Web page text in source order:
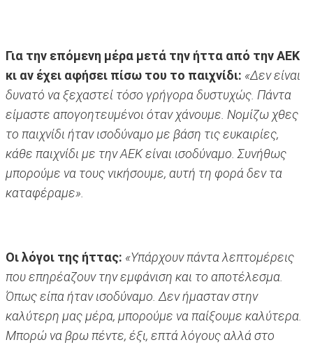
Για την επόμενη μέρα μετά την ήττα από την ΑΕΚ
κι αν έχει αφήσει πίσω του το παιχνίδι: «Δεν είναι
δυνατό να ξεχαστεί τόσο γρήγορα δυστυχώς. Πάντα
είμαστε απογοητευμένοι όταν χάνουμε. Νομίζω χθες
το παιχνίδι ήταν ισοδύναμο με βάση τις ευκαιρίες,
κάθε παιχνίδι με την ΑΕΚ είναι ισοδύναμο. Συνήθως
μπορούμε να τους νικήσουμε, αυτή τη φορά δεν τα
καταφέραμε».
Οι λόγοι της ήττας: «Υπάρχουν πάντα λεπτομέρεις
που επηρέαζουν την εμφάνιση και το αποτέλεσμα.
Όπως είπα ήταν ισοδύναμο. Δεν ήμασταν στην
καλύτερη μας μέρα, μπορούμε να παίξουμε καλύτερα.
Μπορώ να βρω πέντε, έξι, επτά λόγους αλλά στο